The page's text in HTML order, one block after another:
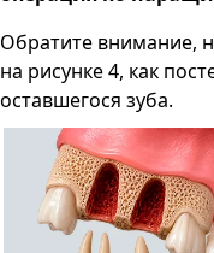
Обратите внимание,
на рисунке 4, как
оставшегося зуба.